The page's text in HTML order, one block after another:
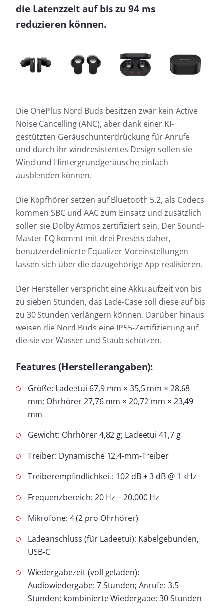
die Latenzzeit auf bis zu 94 ms
reduzieren können.
Die OnePlus Nord Buds besitzen zwar kein Active
Noise Cancelling (ANC), aber dank einer KI-
gestützten Geräuschunterdrückung für Anrufe
und durch ihr windresistentes Design sollen sie
Wind und Hintergrundgeräusche einfach
ausblenden können.
Die Kopfhörer setzen auf Bluetooth 5.2, als Codecs
kommen SBC und AAC zum Einsatz und zusätzlich
sollen sie Dolby Atmos zertifiziert sein. Der Sound-
Master-EQ kommt mit drei Presets daher,
benutzerdefinierte Equalizer-Voreinstellungen
lassen sich über die dazugehörige App realisieren.
Der Hersteller verspricht eine Akkulaufzeit von bis
zu sieben Stunden, das Lade-Case soll diese auf bis
zu 30 Stunden verlängern können. Darüber hinaus
weisen die Nord Buds eine IP55-Zertifizierung auf,
die sie vor Wasser und Staub schützen.
Features (Herstellerangaben):
Größe: Ladeetui 67,9 mm × 35,5 mm × 28,68
mm; Ohrhörer 27,76 mm × 20,72 mm × 23,49
mm
Gewicht: Ohrhörer 4,82 g; Ladeetui 41,7 g
Treiber: Dynamische 12,4-mm-Treiber
Treiberempfindlichkeit: 102 dB ± 3 dB @ 1 kHz
Frequenzbereich: 20 Hz – 20.000 Hz
Mikrofone: 4 (2 pro Ohrhörer)
Ladeanschluss (für Ladeetui): Kabelgebunden,
USB-C
Wiedergabezeit (voll geladen):
Audiowiedergabe: 7 Stunden; Anrufe: 3,5
Stunden; kombinierte Wiedergabe: 30 Stunden